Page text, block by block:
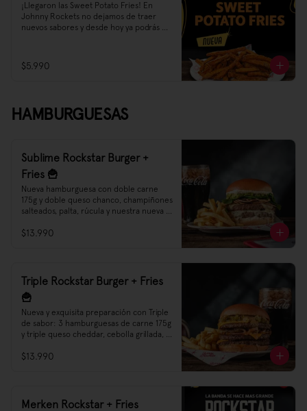
¡Llegaron las Sweet Potato Fries! En
Johnny Rockets no dejamos de traer
nuevos sabores y desde hoy ya podrás
¡te recomendamos pedirlas con un
agregado de salsa Ranch! Así te vas a ir
que estabas esperando
$5.990
HAMBURGUESAS
Sublime Rockstar Burger +
Fries 🍟
Nueva hamburguesa con doble carne
175g y doble queso chanco, champiñones
salteados, palta, rúcula y nuestra nueva
$13.990
Triple Rockstar Burger + Fries
🍟
Nueva y exquisita preparación con Triple
de sabor: 3 hamburguesas de carne 175g
y triple queso cheddar, cebolla grillada,
Rockstar.
$13.990
Merken Rockstar + Fries